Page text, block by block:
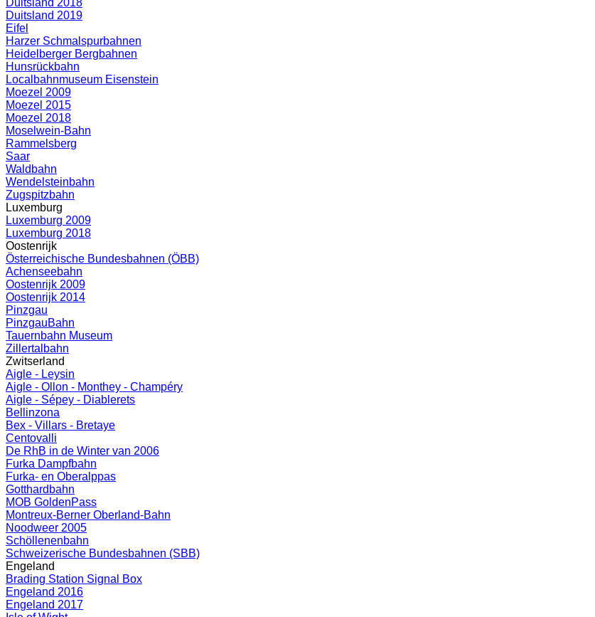
Duitsland 2018
Duitsland 2019
Eifel
Harzer Schmalspurbahnen
Heidelberger Bergbahnen
Hunsrückbahn
Localbahnmuseum Eisenstein
Moezel 2009
Moezel 2015
Moezel 2018
Moselwein-Bahn
Rammelsberg
Saar
Waldbahn
Wendelsteinbahn
Zugspitzbahn
Luxemburg
Luxemburg 2009
Luxemburg 2018
Oostenrijk
Österreichische Bundesbahnen (ÖBB)
Achenseebahn
Oostenrijk 2009
Oostenrijk 2014
Pinzgau
PinzgauBahn
Tauernbahn Museum
Zillertalbahn
Zwitserland
Aigle - Leysin
Aigle - Ollon - Monthey - Champéry
Aigle - Sépey - Diablerets
Bellinzona
Bex - Villars - Bretaye
Centovalli
De RhB in de Winter van 2006
Furka Dampfbahn
Furka- en Oberalppas
Gotthardbahn
MOB GoldenPass
Montreux-Berner Oberland-Bahn
Noodweer 2005
Schöllenenbahn
Schweizerische Bundesbahnen (SBB)
Engeland
Brading Station Signal Box
Engeland 2016
Engeland 2017